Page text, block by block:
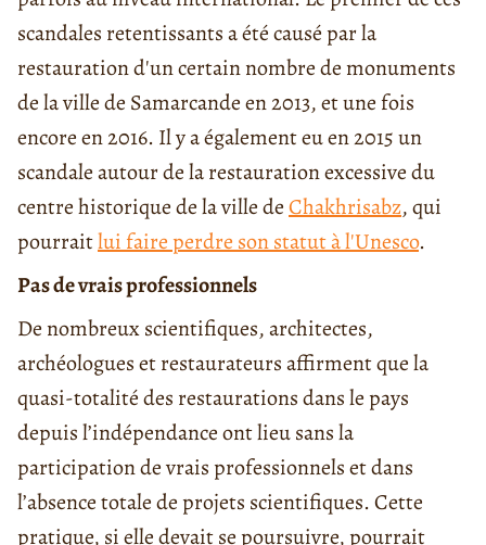
scandales retentissants a été causé par la
restauration d'un certain nombre de monuments
de la ville de Samarcande en 2013, et une fois
encore en 2016. Il y a également eu en 2015 un
scandale autour de la restauration excessive du
centre historique de la ville deChakhrisabz, qui
pourraitlui faire perdre son statut à l'Unesco.
Pas de vrais professionnels
De nombreux scientifiques, architectes,
archéologues et restaurateurs affirment que la
quasi-totalité des restaurations dans le pays
depuis l’indépendance ont lieu sans la
participation de vrais professionnels et dans
l’absence totale de projets scientifiques. Cette
pratique, si elle devait se poursuivre, pourrait